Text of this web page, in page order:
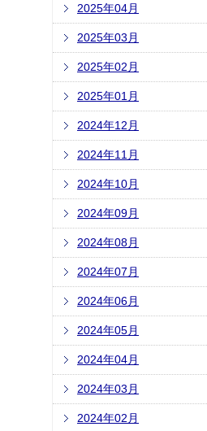
2025年04月
2025年03月
2025年02月
2025年01月
2024年12月
2024年11月
2024年10月
2024年09月
2024年08月
2024年07月
2024年06月
2024年05月
2024年04月
2024年03月
2024年02月